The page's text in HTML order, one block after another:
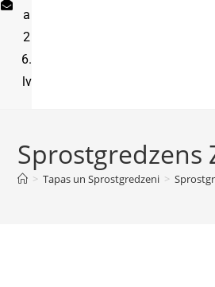
a
2
6.
lv
Sprostgredzens
> Tapas un Sprostgredzeni >